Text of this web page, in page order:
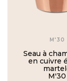
M'30
Seau à
en cuivre
M'30